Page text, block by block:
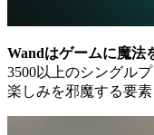
Wandはゲームに魔法
3500以上のシングル
楽しみを邪魔する要素